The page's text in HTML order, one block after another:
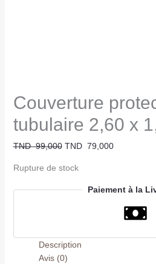
Couverture
tubulaire 2,60 x
TND99,000 TND 79,000
Rupture de stock
Paiement à la
Description
Avis (0)